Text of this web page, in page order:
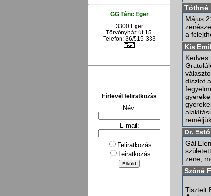
GG Tánc Eger
3300 Eger
Törvényház út 15.
Telefon: 36/515-333
Hírlevél feliratkozás
Név:
E-mail:
Feliratkozás
Leiratkozás
Tóthné
Május
a
Kis
Kedves
díszlet
Dr.
Gál
zene;
Szóné
Tisztelt